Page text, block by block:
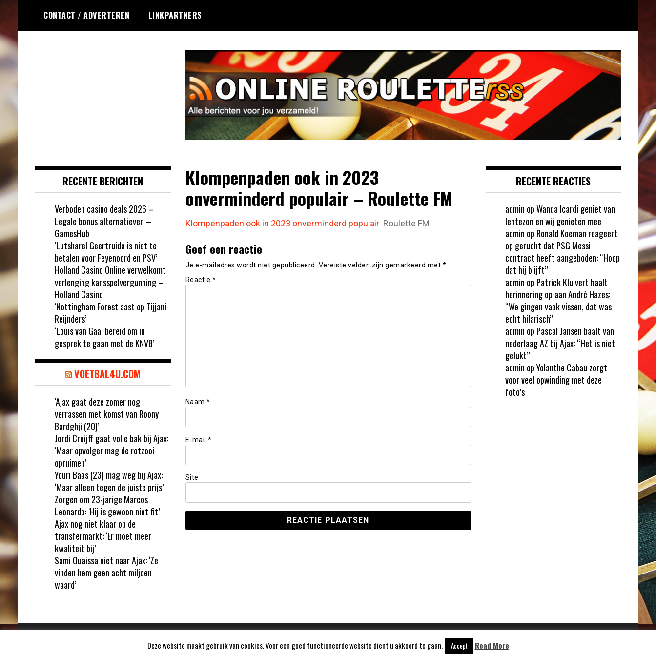
de
inhoud
CONTACT / ADVERTEREN LINKPARTNERS
Klompenpaden ook in 2023
onverminderd populair – Roulette FM
Klompenpaden ook in 2023 onverminderd populair Roulette FM
Geef een reactie
Je e-mailadres wordt niet gepubliceerd. Vereiste velden zijn gemarkeerd met *
Reactie *
Naam *
E-mail *
Site
RECENTE BERICHTEN
Verboden casino deals 2026 –
Legale bonus alternatieven –
GamesHub
‘Lutsharel Geertruida is niet te
betalen voor Feyenoord en PSV’
Holland Casino Online verwelkomt
verlenging kansspelvergunning –
Holland Casino
‘Nottingham Forest aast op Tijjani
Reijnders’
‘Louis van Gaal bereid om in
gesprek te gaan met de KNVB’
VOETBAL4U.COM
‘Ajax gaat deze zomer nog
verrassen met komst van Roony
Bardghji (20)’
Jordi Cruijff gaat volle bak bij Ajax:
‘Maar opvolger mag de rotzooi
opruimen’
Youri Baas (23) mag weg bij Ajax:
‘Maar alleen tegen de juiste prijs’
Zorgen om 23-jarige Marcos
Leonardo: ‘Hij is gewoon niet fit’
Ajax nog niet klaar op de
transfermarkt: ‘Er moet meer
kwaliteit bij’
Sami Ouaissa niet naar Ajax: ‘Ze
vinden hem geen acht miljoen
waard’
RECENTE REACTIES
admin opWanda Icardi geniet van
lentezon en wij genieten mee
admin op Ronald Koeman reageert
op gerucht dat PSG Messi
contract heeft aangeboden: “Hoop
dat hij blijft”
admin op Patrick Kluivert haalt
herinnering op aan André Hazes:
“We gingen vaak vissen, dat was
echt hilarisch”
admin op Pascal Jansen baalt van
nederlaag AZ bij Ajax: “Het is niet
gelukt”
admin opYolanthe Cabau zorgt
voor veel opwinding met deze
foto’s
Deze website maakt gebruik van cookies. Voor een goed functioneerde website dient u akkoord te gaan. Accept Read More